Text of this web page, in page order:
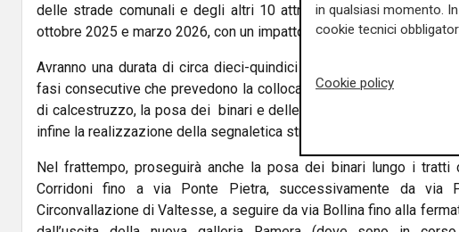
delle strade comunali e degli altri 10 attraversamenti di linea,
ottobre 2025 e marzo 2026, con un impatto limitato sulla viabilità.
Avranno una durata di circa dieci-quindici giorni a cantiere e
fasi consecutive che prevedono la collocazione sul fondo stradale
di calcestruzzo, la posa dei binari e delle piastre di giuntura in
infine la realizzazione della segnaletica stradale.
Nel frattempo, proseguirà anche la posa dei binari lungo i tratti
Corridoni fino a via Ponte Pietra, successivamente da via
Circonvallazione di Valtesse, a seguire da via Bollina fino alla
in qualsiasi momento.
cookie tecnici
Cookie policy